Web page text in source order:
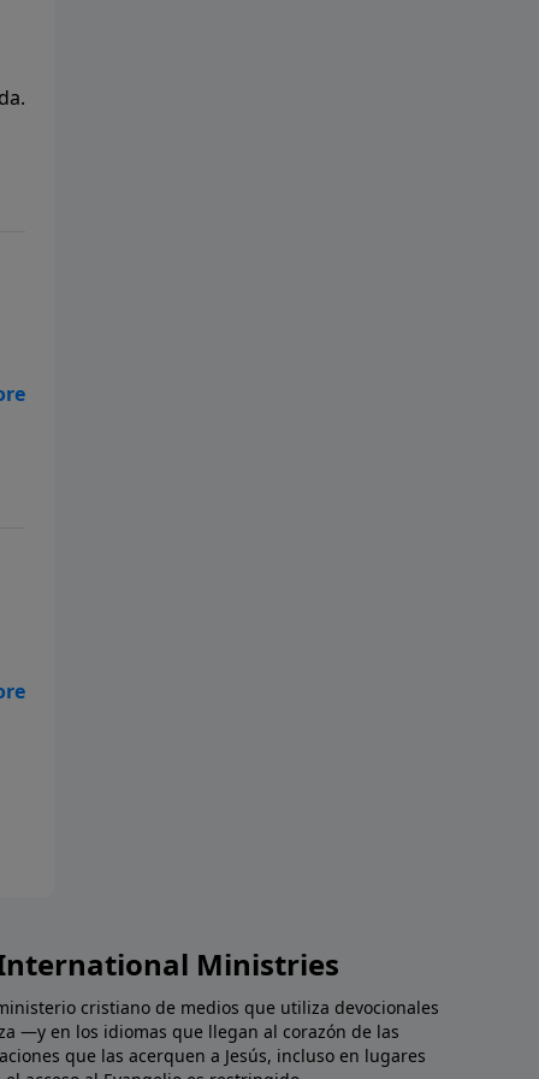
y
Ministries
cristiano de medios que utiliza devocionales
—y en los idiomas que llegan al corazón de las
que las acerquen a Jesús, incluso en lugares